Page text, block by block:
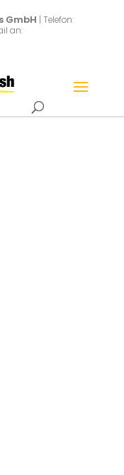
GmbH | Telefon:
an: